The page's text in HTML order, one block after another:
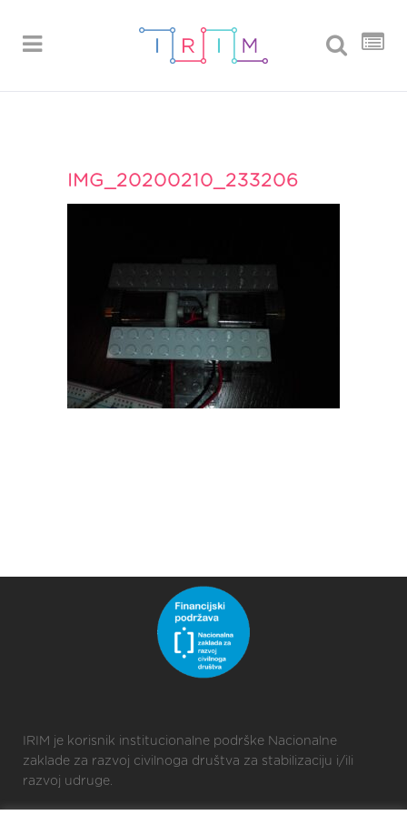
IMG_20200210_233206
IRIM je korisnik institucionalne podrške Nacionalne
zaklade za razvoj civilnoga društva za stabilizaciju i/ili
razvoj udruge.